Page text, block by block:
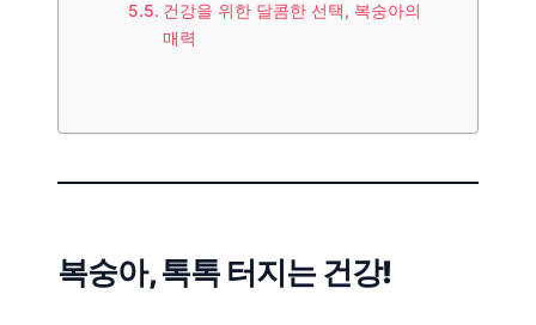
건강을 위한 달콤한 선택, 복숭아의
매력
복숭아, 톡톡 터지는 건강!